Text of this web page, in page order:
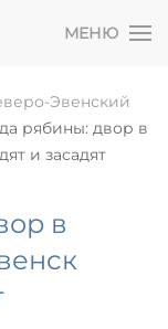
МЕНЮ
Эвенский
рябины: двор в
и засадят
в